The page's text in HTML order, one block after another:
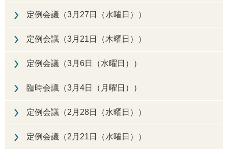
定例会議（3月27日（水曜日））
定例会議（3月21日（木曜日））
定例会議（3月6日（水曜日））
臨時会議（3月4日（月曜日））
定例会議（2月28日（水曜日））
定例会議（2月21日（水曜日））